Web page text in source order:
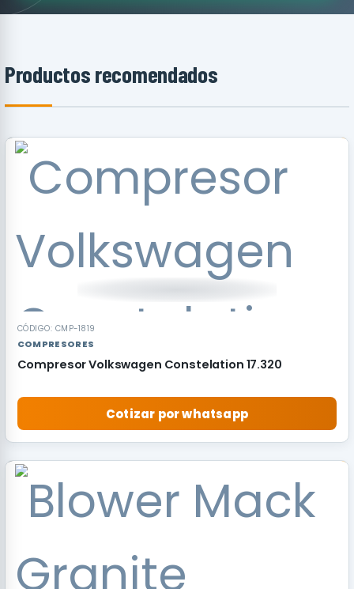
Productos recomendados
RECOMENDADO
CÓDIGO: CMP-1819
COMPRESORES
Compresor Volkswagen Constelation 17.320
Cotizar por whatsapp
RECOMENDADO